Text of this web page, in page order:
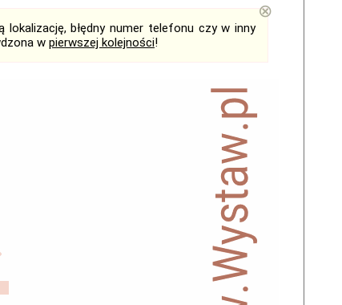
lokalizację, błędny numer telefonu czy w inny
w pierwszej kolejności!
⊗